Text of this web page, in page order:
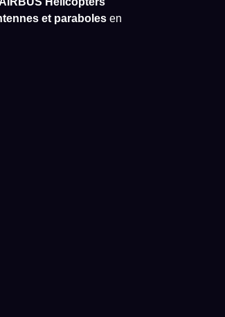
et parabolesen